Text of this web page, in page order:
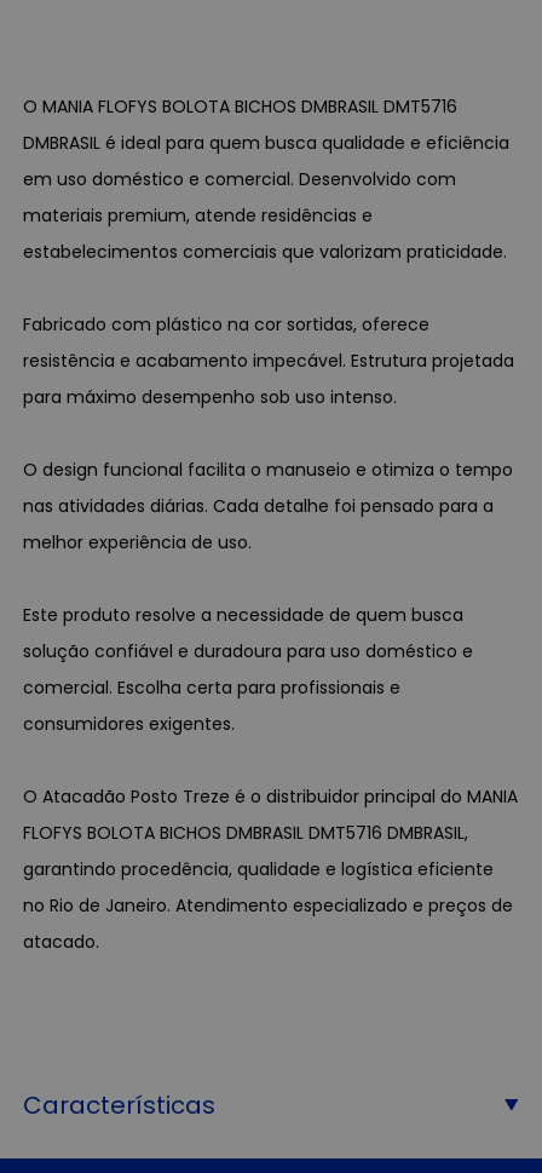
O MANIA FLOFYS BOLOTA BICHOS DMBRASIL DMT5716
DMBRASIL é ideal para quem busca qualidade e eficiência
em uso doméstico e comercial. Desenvolvido com
materiais premium, atende residências e
estabelecimentos comerciais que valorizam praticidade.
Fabricado com plástico na cor sortidas, oferece
resistência e acabamento impecável. Estrutura projetada
para máximo desempenho sob uso intenso.
O design funcional facilita o manuseio e otimiza o tempo
nas atividades diárias. Cada detalhe foi pensado para a
melhor experiência de uso.
Este produto resolve a necessidade de quem busca
solução confiável e duradoura para uso doméstico e
comercial. Escolha certa para profissionais e
consumidores exigentes.
O Atacadão Posto Treze é o distribuidor principal do MANIA
FLOFYS BOLOTA BICHOS DMBRASIL DMT5716 DMBRASIL,
garantindo procedência, qualidade e logística eficiente
no Rio de Janeiro. Atendimento especializado e preços de
atacado.
Características